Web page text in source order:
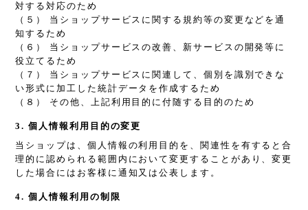
対する対応のため
（５） 当ショップサービスに関する規約等の変更などを通
知するため
（６） 当ショップサービスの改善、新サービスの開発等に
役立てるため
（７） 当ショップサービスに関連して、個別を識別できな
い形式に加工した統計データを作成するため
（８） その他、上記利用目的に付随する目的のため
3. 個人情報利用目的の変更
当ショップは、個人情報の利用目的を、関連性を有すると合
理的に認められる範囲内において変更することがあり、変更
した場合にはお客様に通知又は公表します。
4. 個人情報利用の制限